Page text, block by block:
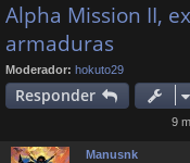
Alpha Mission II,
armaduras
Moderador: hokuto29
Responder
9
Manusnk